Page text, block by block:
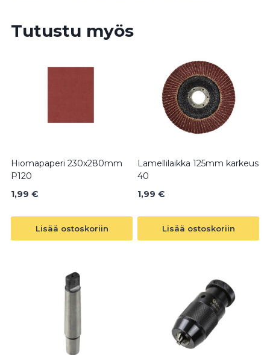
Tutustu myös
Hiomapaperi 230x280mm
P120
1,99 €
Lisää ostoskoriin
Lamellilaikka 125mm karkeus
40
1,99 €
Lisää ostoskoriin